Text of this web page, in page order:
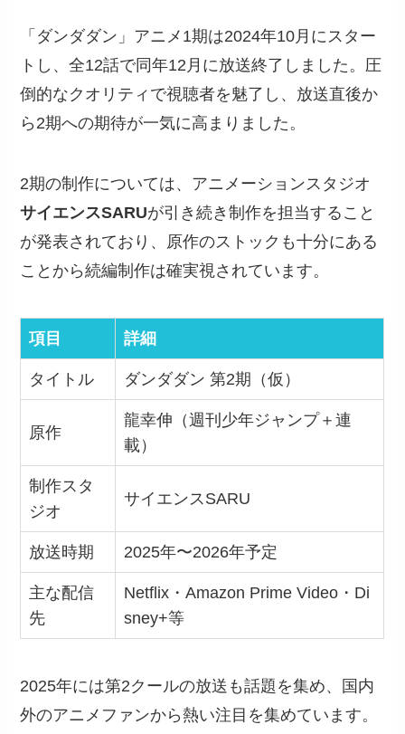
「ダンダダン」アニメ1期は2024年10月にスター
トし、全12話で同年12月に放送終了しました。圧
倒的なクオリティで視聴者を魅了し、放送直後か
ら2期への期待が一気に高まりました。
2期の制作については、アニメーションスタジオ
サイエンスSARUが引き続き制作を担当すること
が発表されており、原作のストックも十分にある
ことから続編制作は確実視されています。
項目 詳細
タイトル ダンダダン 第2期（仮）
原作
龍幸伸（週刊少年ジャンプ＋連
載）
制作スタ
ジオ
サイエンスSARU
放送時期 2025年〜2026年予定
主な配信
先
Netflix・Amazon Prime Video・Di
sney+等
2025年には第2クールの放送も話題を集め、国内
外のアニメファンから熱い注目を集めています。